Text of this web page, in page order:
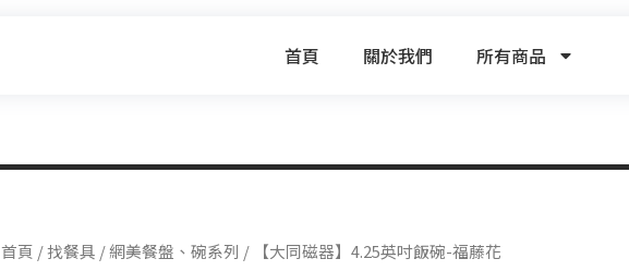
首頁 關於我們 所有商品
首頁 /找餐具 /網美餐盤、碗系列 / 【大同磁器】4.25英吋飯碗-福藤花